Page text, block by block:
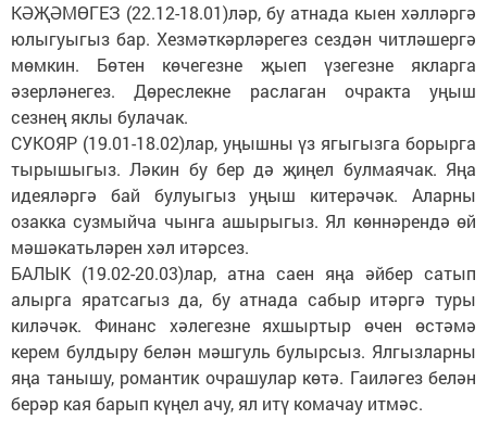
КӘҖӘМӨГЕЗ (22.12-18.01)ләр, бу атнада кыен хәлләргә
юлыгуыгыз бар. Хезмәткәрләрегез сездән читләшергә
мөмкин. Бөтен көчегезне җыеп үзегезне якларга
әзерләнегез. Дөреслекне раслаган очракта уңыш
сезнең яклы булачак.
СУКОЯР (19.01-18.02)лар, уңышны үз ягыгызга борырга
тырышыгыз. Ләкин бу бер дә җиңел булмаячак. Яңа
идеяләргә бай булуыгыз уңыш китерәчәк. Аларны
озакка сузмыйча чынга ашырыгыз. Ял көннәрендә өй
мәшәкатьләрен хәл итәрсез.
БАЛЫК (19.02-20.03)лар, атна саен яңа әйбер сатып
алырга яратсагыз да, бу атнада сабыр итәргә туры
киләчәк. Финанс хәлегезне яхшыртыр өчен өстәмә
керем булдыру белән мәшгуль булырсыз. Ялгызларны
яңа танышу, романтик очрашулар көтә. Гаиләгез белән
берәр кая барып күңел ачу, ял итү комачау итмәс.